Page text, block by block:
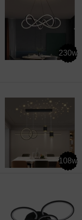
230w
108w